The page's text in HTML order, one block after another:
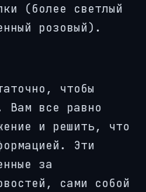
(более светлый
розовый).
чтобы
Вам все равно
и решить, что
Эти
за
сами собой